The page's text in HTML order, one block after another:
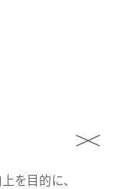
を目的に、